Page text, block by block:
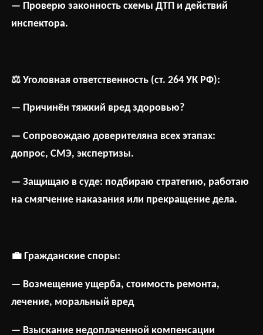
— Проверю законность схемы ДТП и действий
инспектора.
⚖ Уголовная ответственность(ст. 264 УК РФ):
— Причинён тяжкий вред здоровью?
— Сопровождаю доверителяна всех этапах:
допрос, СМЭ, экспертизы.
— Защищаю в суде: подбираю стратегию, работаю
на смягчение наказания или прекращение дела.
💼Гражданские споры:
— Возмещение ущерба, стоимость ремонта,
лечение, моральный вред
— Взыскание недоплаченной компенсации